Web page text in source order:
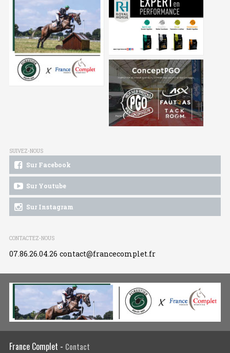
SUIVEZ-NOUS
Sur Facebook
Sur Youtube
Sur Instagram
CONTACTEZ-NOUS
07.86.26.04.26 contact@francecomplet.fr
France Complet - Contact